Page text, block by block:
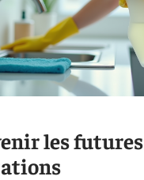
les futures